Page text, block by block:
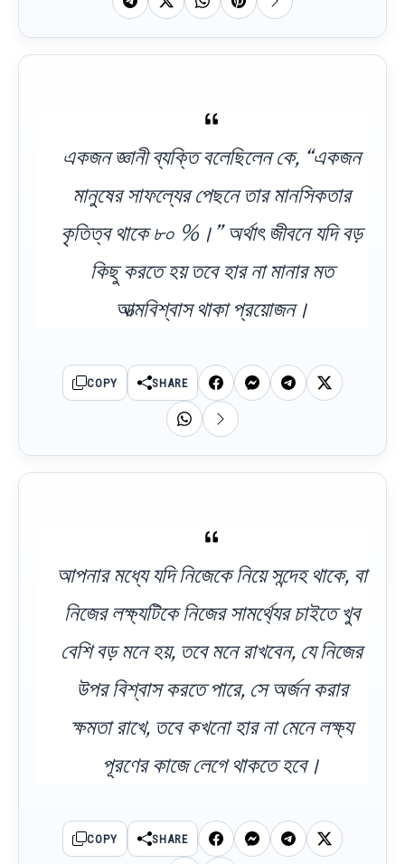
একজন জ্ঞানী ব্যক্তি বলেছিলেন কে, “একজন
মানুষের সাফল্যের পেছনে তার মানসিকতার
কৃতিত্ব থাকে ৮০ %।” অর্থাৎ জীবনে যদি বড়
কিছু করতে হয় তবে হার না মানার মত
আত্মবিশ্বাস থাকা প্রয়োজন।
COPY SHARE
আপনার মধ্যে যদি নিজেকে নিয়ে সন্দেহ থাকে, বা
নিজের লক্ষ্যটিকে নিজের সামর্থ্যের চাইতে খুব
বেশি বড় মনে হয়, তবে মনে রাখবেন, যে নিজের
উপর বিশ্বাস করতে পারে, সে অর্জন করার
ক্ষমতা রাখে, তবে কখনো হার না মেনে লক্ষ্য
পূরণের কাজে লেগে থাকতে হবে।
COPY SHARE